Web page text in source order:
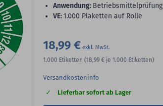
Anwendung: Betriebsmittelprüfung
VE:1.000 Plaketten auf Rolle
18,99 €
1.000 Etiketten (18,99 € je 1.000 Etiketten)
Versandkosteninfo
Lieferbar sofort ab Lager